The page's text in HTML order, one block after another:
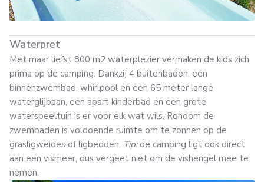
Waterpret
Met maar liefst 800 m2 waterplezier vermaken de kids zich
prima op de camping. Dankzij 4 buitenbaden, een
binnenzwembad, whirlpool en een 65 meter lange
waterglijbaan, een apart kinderbad en een grote
waterspeeltuin is er voor elk wat wils. Rondom de
zwembaden is voldoende ruimte om te zonnen op de
grasligweides of ligbedden. Tip:de camping ligt ook direct
aan een vismeer, dus vergeet niet om de vishengel mee te
nemen.